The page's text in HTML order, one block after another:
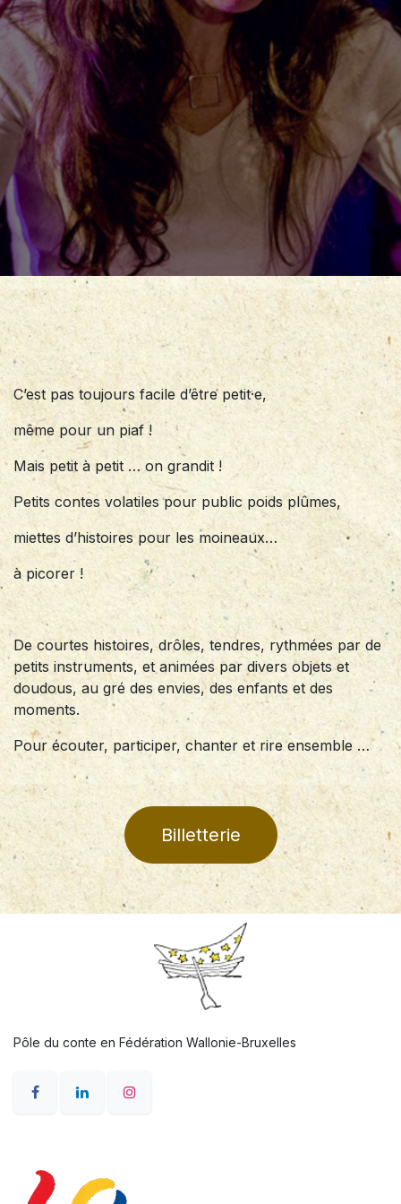
C’est pas toujours facile d’être petit·e,
même pour un piaf !
Mais petit à petit … on grandit !
Petits contes volatiles pour public poids plûmes,
miettes d’histoires pour les moineaux…
à picorer !
De courtes histoires, drôles, tendres, rythmées par de
petits instruments, et animées par divers objets et
doudous, au gré des envies, des enfants et des
moments.
Pour écouter, participer, chanter et rire ensemble …
Billetterie
Pôle du conte en Fédération Wallonie-Bruxelles